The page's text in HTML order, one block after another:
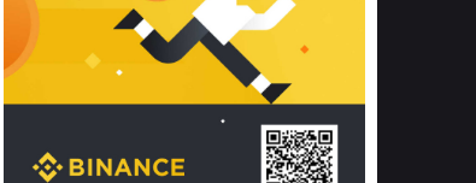
2. Các tiêu chí vàng khi lựa chọn
chăn ga gối đệm cao cấp cho phòng
ngủ
Để sở hữu một bộ chăn ga gối đệm
cao cấp hoàn hảo cả về thẩm mỹ lẫn
công năng, người tiêu dùng cần cân
nhắc kỹ lưỡng các tiêu chí quan trọng